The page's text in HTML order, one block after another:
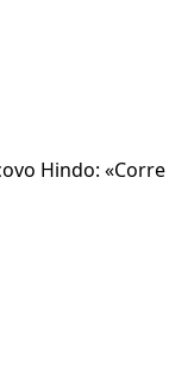
Hindo: «Corre